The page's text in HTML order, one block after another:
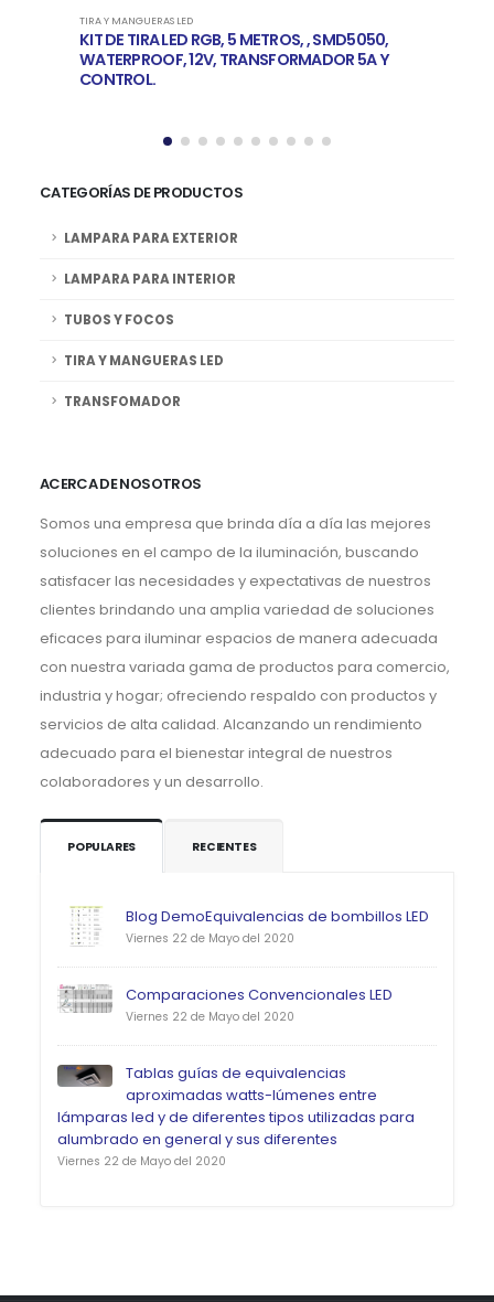
TIRA Y MANGUERAS LED
KIT DE TIRA LED RGB, 5 METROS, , SMD5050,
WATERPROOF, 12V, TRANSFORMADOR 5A Y
CONTROL.
CATEGORÍAS DE PRODUCTOS
LAMPARA PARA EXTERIOR
LAMPARA PARA INTERIOR
TUBOS Y FOCOS
TIRA Y MANGUERAS LED
TRANSFOMADOR
ACERCA DE NOSOTROS
Somos una empresa que brinda día a día las mejores
soluciones en el campo de la iluminación, buscando
satisfacer las necesidades y expectativas de nuestros
clientes brindando una amplia variedad de soluciones
eficaces para iluminar espacios de manera adecuada
con nuestra variada gama de productos para comercio,
industria y hogar; ofreciendo respaldo con productos y
servicios de alta calidad. Alcanzando un rendimiento
adecuado para el bienestar integral de nuestros
colaboradores y un desarrollo.
POPULARES RECIENTES
Blog DemoEquivalencias de bombillos LED
Viernes 22 de Mayo del 2020
Comparaciones Convencionales LED
Viernes 22 de Mayo del 2020
Tablas guías de equivalencias
aproximadas watts-lúmenes entre
lámparas led y de diferentes tipos utilizadas para
alumbrado en general y sus diferentes
Viernes 22 de Mayo del 2020